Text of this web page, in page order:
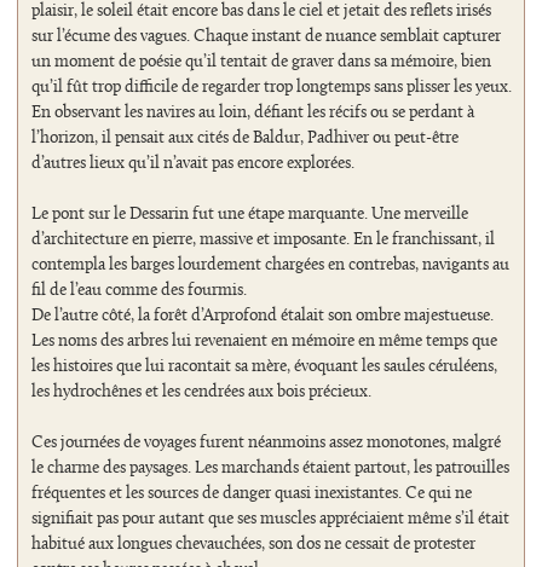
plaisir, le soleil était encore bas dans le ciel et jetait des reflets irisés
sur l’écume des vagues. Chaque instant de nuance semblait capturer
un moment de poésie qu’il tentait de graver dans sa mémoire, bien
qu’il fût trop difficile de regarder trop longtemps sans plisser les yeux.
En observant les navires au loin, défiant les récifs ou se perdant à
l’horizon, il pensait aux cités de Baldur, Padhiver ou peut-être
d’autres lieux qu’il n’avait pas encore explorées.
Le pont sur le Dessarin fut une étape marquante. Une merveille
d’architecture en pierre, massive et imposante. En le franchissant, il
contempla les barges lourdement chargées en contrebas, navigants au
fil de l’eau comme des fourmis.
De l’autre côté, la forêt d’Arprofond étalait son ombre majestueuse.
Les noms des arbres lui revenaient en mémoire en même temps que
les histoires que lui racontait sa mère, évoquant les saules céruléens,
les hydrochênes et les cendrées aux bois précieux.
Ces journées de voyages furent néanmoins assez monotones, malgré
le charme des paysages. Les marchands étaient partout, les patrouilles
fréquentes et les sources de danger quasi inexistantes. Ce qui ne
signifiait pas pour autant que ses muscles appréciaient même s’il était
habitué aux longues chevauchées, son dos ne cessait de protester